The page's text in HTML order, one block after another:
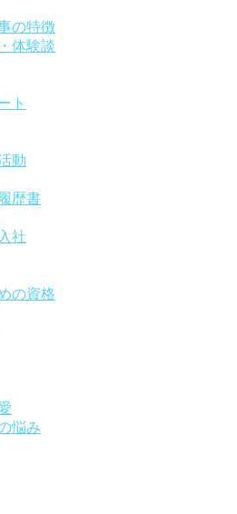
の特徴
体験談
ト
動
歴書
社
の資格
悩み